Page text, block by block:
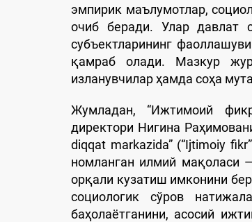
эмпирик маълумотлар,
очиб беради. Улар давлат
субъектларининг
қамраб олади. Мазкур
изланувчилар ҳамда соҳа
Жумладан, “Ижтимоий
директори Нигина
diqqat markazida” (“Ijtimoiy
номланган илмий мақоласи
орқали кузатиш имконини
социологик сўров
баҳолаётганини, асосий